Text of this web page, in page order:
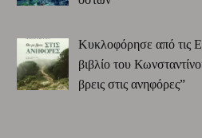
Κυκλοφόρησε από τις
βιβλίο του
βρεις στις ανηφόρες”